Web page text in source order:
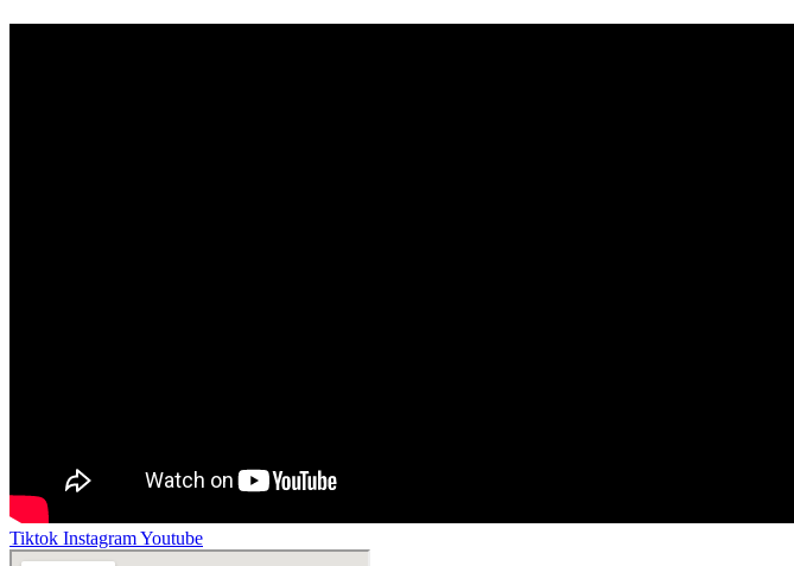
Tiktok InstagramYoutube